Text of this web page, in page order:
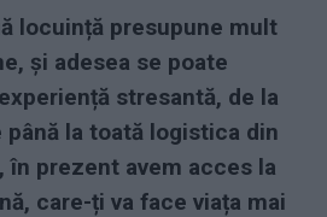
locuință presupune mult
și adesea se poate
stresantă, de la
la toată logistica din
în prezent avem acces la
care-ți va face viața mai